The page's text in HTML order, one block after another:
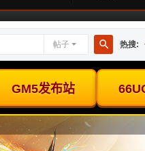
帖子
搜
热搜: